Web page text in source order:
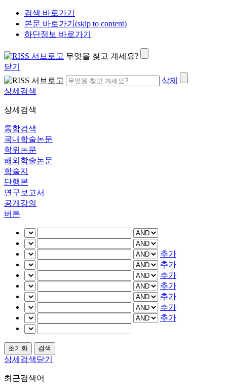
검색 바로가기
본문 바로가기(skip to content)
하단정보 바로가기
무엇을 찾고 계세요?
닫기
삭제
상세검색
상세검색
통합검색
국내학술논문
학위논문
해외학술논문
학술지
단행본
연구보고서
공개강의
버튼
추가
추가
추가
추가
추가
추가
추가
상세검색닫기
최근검색어